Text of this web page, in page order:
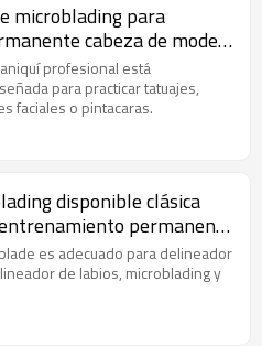
microblading para
cabeza de modelo
entrenamiento
profesional está
para practicar tatuajes,
faciales o pintacaras.
disponible clásica
permanente
es adecuado para delineador
de labios, microblading y